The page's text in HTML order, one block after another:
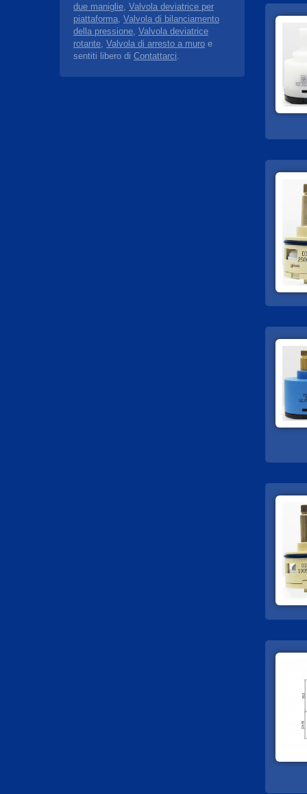
due maniglie, Valvola deviatrice per
piattaforma, Valvola di bilanciamento
della pressione, Valvola deviatrice
rotante, Valvola di arresto a muro e
sentiti libero di Contattarci.